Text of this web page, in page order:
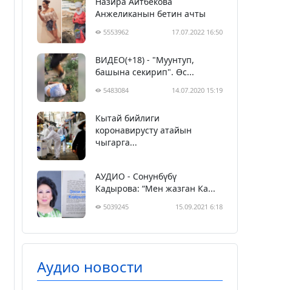
Анжеликанын бетин ачты
5553962 17.07.2022 16:50
ВИДЕО(+18) - "Муунтуп,
башына секирип". Өс...
5483084 14.07.2020 15:19
Кытай бийлиги
коронавирусту атайын
чыгарга...
АУДИО - Сонунбүбү
Кадырова: “Мен жазган Ка...
5039245 15.09.2021 6:18
Аудио новости